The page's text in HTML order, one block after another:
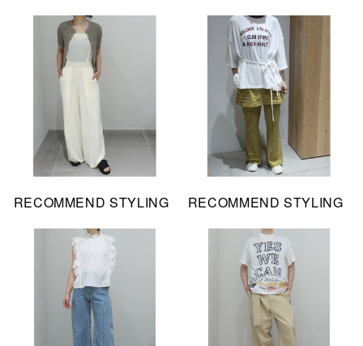
RECOMMEND STYLING RECOMMEND STYLING